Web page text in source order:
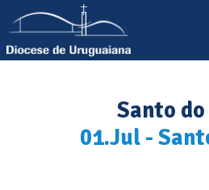
Santo
01.Jul -